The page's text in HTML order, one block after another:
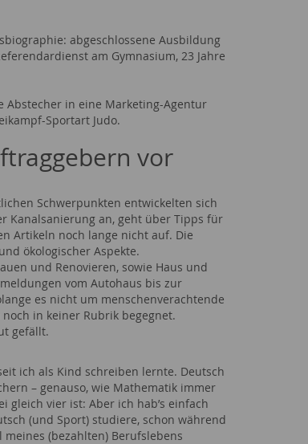
abgeschlossene Ausbildung
am Gymnasium, 23 Jahre
Abstecher in eine Marketing-Agentur
Sportart Judo.
vor
Schwerpunkten entwickelten sich
Kanalsanierung an, geht über Tipps für
Artikeln noch lange nicht auf. Die
ökologischer Aspekte.
und Renovieren, sowie Haus und
vom Autohaus bis zur
es nicht um menschenverachtende
in keiner Rubrik begegnet.
gefällt.
ich als Kind schreiben lernte. Deutsch
– genauso, wie Mathematik immer
gleich vier ist: Aber ich hab’s einfach
(und Sport) studiere, schon während
(bezahlten) Berufslebens